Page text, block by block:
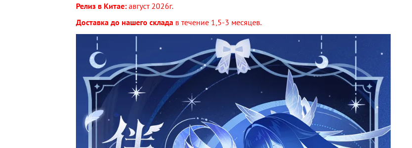
Релиз в Китае: август 2026г.
Доставка до нашего склада в течение 1,5-3 месяцев.